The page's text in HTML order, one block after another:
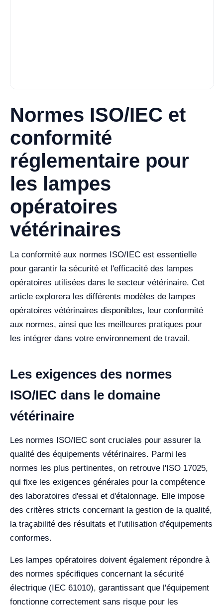
Normes ISO/IEC et
conformité
réglementaire pour
les lampes
opératoires
vétérinaires
La conformité aux normes ISO/IEC est essentielle
pour garantir la sécurité et l'efficacité des lampes
opératoires utilisées dans le secteur vétérinaire. Cet
article explorera les différents modèles de lampes
opératoires vétérinaires disponibles, leur conformité
aux normes, ainsi que les meilleures pratiques pour
les intégrer dans votre environnement de travail.
Les exigences des normes
ISO/IEC dans le domaine
vétérinaire
Les normes ISO/IEC sont cruciales pour assurer la
qualité des équipements vétérinaires. Parmi les
normes les plus pertinentes, on retrouve l'ISO 17025,
qui fixe les exigences générales pour la compétence
des laboratoires d'essai et d'étalonnage. Elle impose
des critères stricts concernant la gestion de la qualité,
la traçabilité des résultats et l'utilisation d'équipements
conformes.
Les lampes opératoires doivent également répondre à
des normes spécifiques concernant la sécurité
électrique (IEC 61010), garantissant que l'équipement
fonctionne correctement sans risque pour les